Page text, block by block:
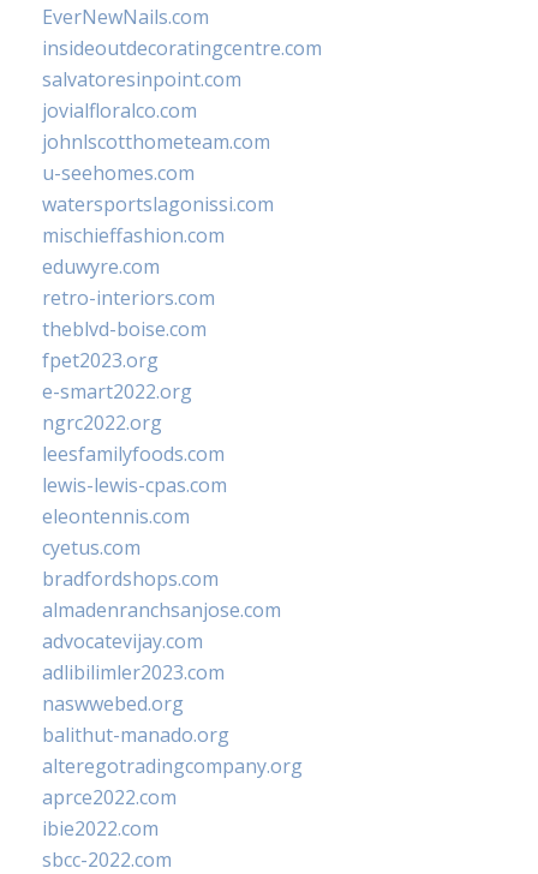
EverNewNails.com
insideoutdecoratingcentre.com
salvatoresinpoint.com
jovialfloralco.com
johnlscotthometeam.com
u-seehomes.com
watersportslagonissi.com
mischieffashion.com
eduwyre.com
retro-interiors.com
theblvd-boise.com
fpet2023.org
e-smart2022.org
ngrc2022.org
leesfamilyfoods.com
lewis-lewis-cpas.com
eleontennis.com
cyetus.com
bradfordshops.com
almadenranchsanjose.com
advocatevijay.com
adlibilimler2023.com
naswwebed.org
balithut-manado.org
alteregotradingcompany.org
aprce2022.com
ibie2022.com
sbcc-2022.com